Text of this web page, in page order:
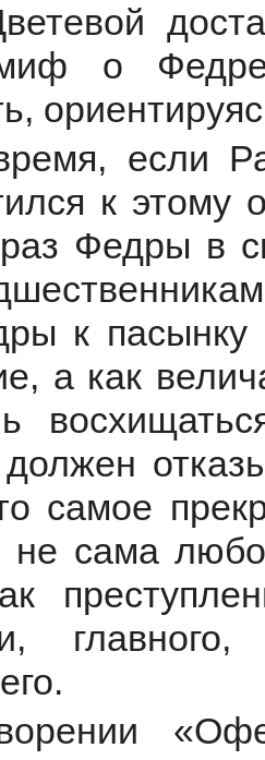
о Федре
если
к этому
Федры в
к пасынку
а как
самое
сама